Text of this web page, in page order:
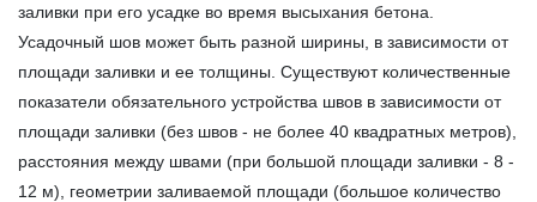
заливки при его усадке во время высыхания бетона.
Усадочный шов может быть разной ширины, в зависимости от
площади заливки и ее толщины. Существуют количественные
показатели обязательного устройства швов в зависимости от
площади заливки (без швов - не более 40 квадратных метров),
расстояния между швами (при большой площади заливки - 8 -
12 м), геометрии заливаемой площади (большое количество